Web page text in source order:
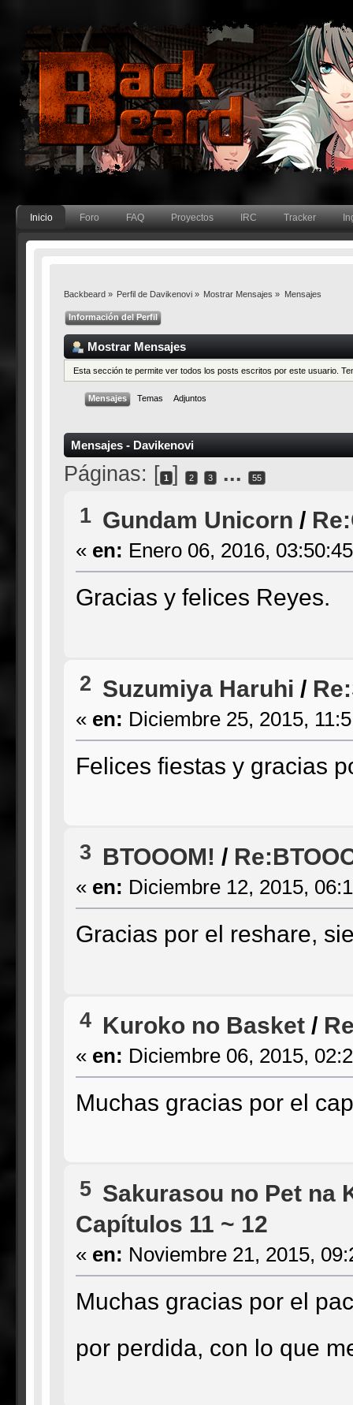
Inicio Foro FAQ Proyectos IRC Tracker
Backbeard» Perfil de Davikenovi» Mostrar Mensajes » Mensajes
Información del Perfil
Mostrar Mensajes
Esta sección te permite ver todos los posts escritos por este usuario.
Mensajes Temas Adjuntos
Mensajes - Davikenovi
Páginas: [ 1 ] 2 3 ... 55
1 Gundam Unicorn /
« en: Enero 06, 2016,
Gracias y felices Reyes.
2 Suzumiya Haruhi /
« en: Diciembre 25, 2015,
Felices fiestas y gracias
3 BTOOOM! /
« en: Diciembre 12, 2015,
Gracias por el reshare,
4 Kuroko no Basket/
« en: Diciembre 06, 2015,
Muchas gracias por el
5 Sakurasou no Pet na
Capítulos 11 ~ 12
« en: Noviembre 21, 2015,
Muchas gracias por el
por perdida, con lo que